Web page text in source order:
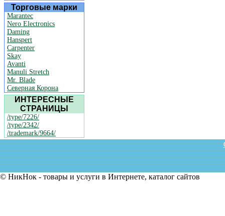
Торговые марки
Marantec
Nero Electronics
Daming
Hanspert
Carpenter
Skay
Avanti
Manuli Stretch
Mr. Blade
Северная Корона
ИНТЕРЕСНЫЕ
СТРАНИЦЫ
/type/7226/
/type/2342/
/trademark/9664/
© НикНок - товары и услуги в Интернете, каталог сайтов